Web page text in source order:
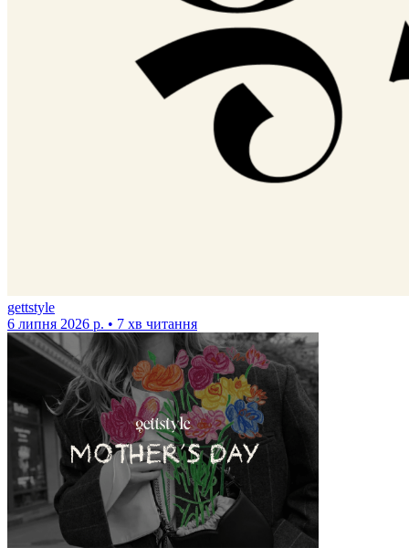
gettstyle
6 липня 2026 р. • 7 хв читання